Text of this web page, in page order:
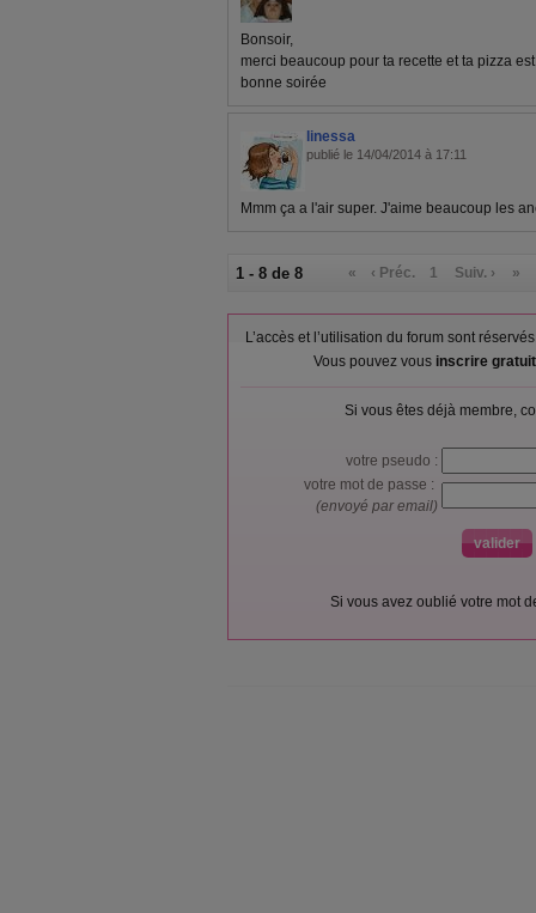
Bonsoir,
merci beaucoup pour ta recette et ta pizza
bonne soirée
linessa
publié le 14/04/2014 à 17:11
Mmm ça a l'air super. J'aime beaucoup les
1 - 8 de 8 « ‹ Préc. 1 Suiv. › »
L’accès et l’utilisation du forum sont
Vous pouvez vous inscrire
Si vous êtes déjà membre,
votre pseudo :
votre mot de passe :
(envoyé par email)
Si vous avez oublié votre mot